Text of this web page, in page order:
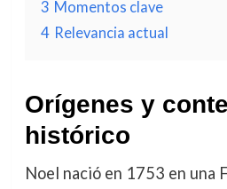
3 Momentos clave
4 Relevancia actual
Orígenes y
histórico
Noel nació en 1753 en una